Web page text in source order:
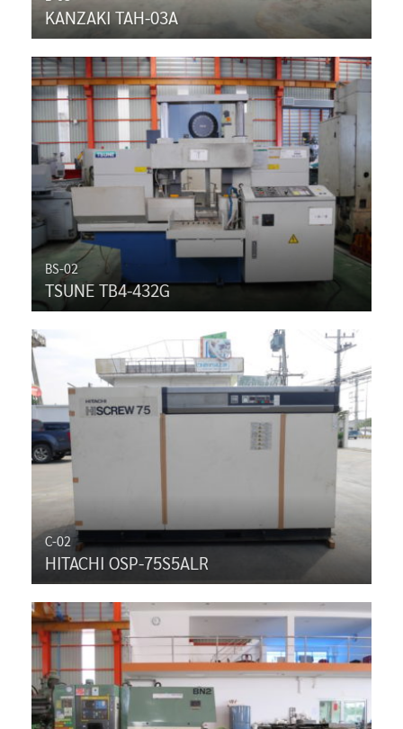
KANZAKI TAH-03A
BS-02
TSUNE TB4-432G
C-02
HITACHI OSP-75S5ALR